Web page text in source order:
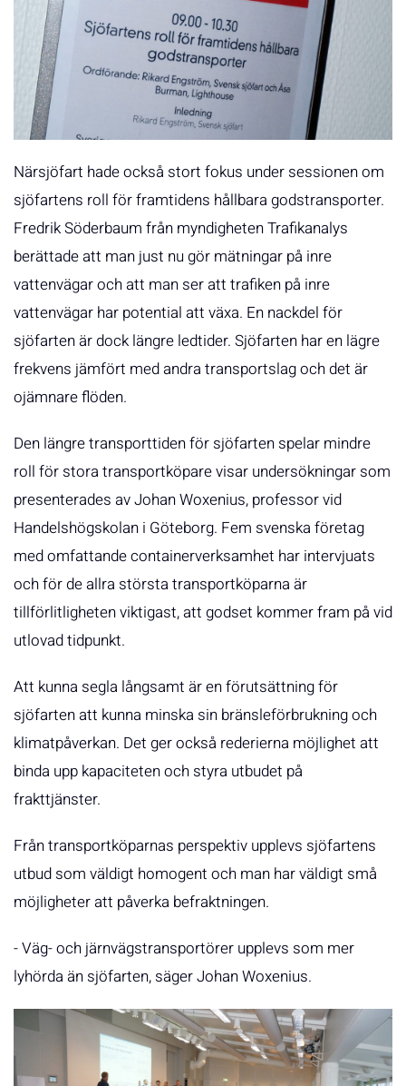
Närsjöfart hade också stort fokus under sessionen om
sjöfartens roll för framtidens hållbara godstransporter.
Fredrik Söderbaum från myndigheten Trafikanalys
berättade att man just nu gör mätningar på inre
vattenvägar och att man ser att trafiken på inre
vattenvägar har potential att växa. En nackdel för
sjöfarten är dock längre ledtider. Sjöfarten har en lägre
frekvens jämfört med andra transportslag och det är
ojämnare flöden.
Den längre transporttiden för sjöfarten spelar mindre
roll för stora transportköpare visar undersökningar som
presenterades av Johan Woxenius, professor vid
Handelshögskolan i Göteborg. Fem svenska företag
med omfattande containerverksamhet har intervjuats
och för de allra största transportköparna är
tillförlitligheten viktigast, att godset kommer fram på vid
utlovad tidpunkt.
Att kunna segla långsamt är en förutsättning för
sjöfarten att kunna minska sin bränsleförbrukning och
klimatpåverkan. Det ger också rederierna möjlighet att
binda upp kapaciteten och styra utbudet på
frakttjänster.
Från transportköparnas perspektiv upplevs sjöfartens
utbud som väldigt homogent och man har väldigt små
möjligheter att påverka befraktningen.
- Väg- och järnvägstransportörer upplevs som mer
lyhörda än sjöfarten, säger Johan Woxenius.